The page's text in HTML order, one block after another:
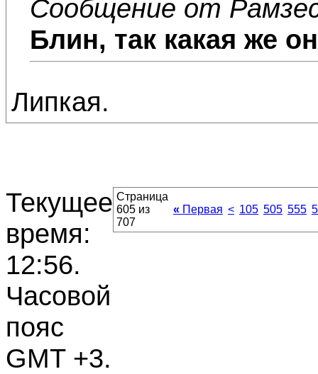
Сообщение от
Блин, так какая же
Липкая.
Текущее
время:
12:56.
Часовой
пояс
GMT +3.
Страница
605 из
707
« Первая < 105 505 555